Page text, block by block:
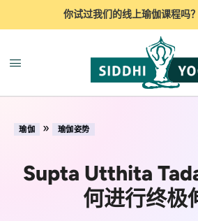
你试过我们的线上瑜伽课程吗？
瑜伽 » 瑜伽姿势
Supta Utthita
何进行终极